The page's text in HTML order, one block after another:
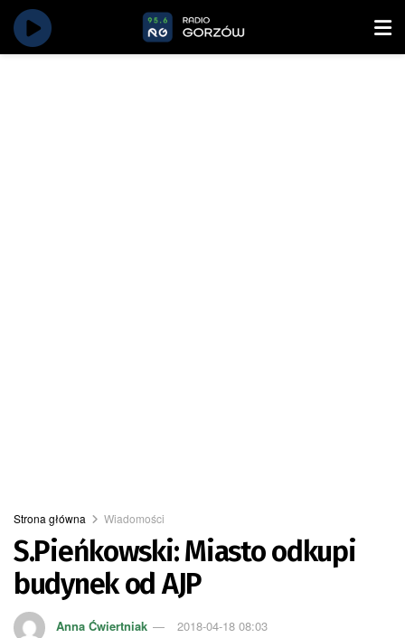
Strona główna Wiadomości
S.Pieńkowski: Miasto odkupi
budynek od AJP
Anna Ćwiertniak 2018-04-18 08:03